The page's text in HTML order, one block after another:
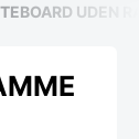
UDEN